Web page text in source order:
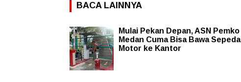
BACA LAINNYA
Mulai Pekan Depan, ASN Pemko
Medan Cuma Bisa Bawa Sepeda
Motor ke Kantor